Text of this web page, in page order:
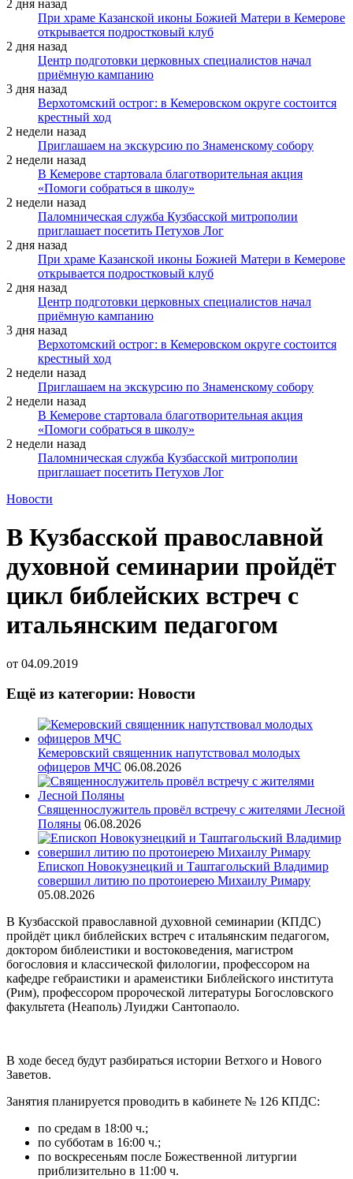
2 дня назад
При храме Казанской иконы Божией Матери в Кемерове
открывается подростковый клуб
2 дня назад
Центр подготовки церковных специалистов начал
приёмную кампанию
3 дня назад
Верхотомский острог: в Кемеровском округе состоится
крестный ход
2 недели назад
Приглашаем на экскурсию по Знаменскому собору
2 недели назад
В Кемерове стартовала благотворительная акция
«Помоги собраться в школу»
2 недели назад
Паломническая служба Кузбасской митрополии
приглашает посетить Петухов Лог
2 дня назад
При храме Казанской иконы Божией Матери в Кемерове
открывается подростковый клуб
2 дня назад
Центр подготовки церковных специалистов начал
приёмную кампанию
3 дня назад
Верхотомский острог: в Кемеровском округе состоится
крестный ход
2 недели назад
Приглашаем на экскурсию по Знаменскому собору
2 недели назад
В Кемерове стартовала благотворительная акция
«Помоги собраться в школу»
2 недели назад
Паломническая служба Кузбасской митрополии
приглашает посетить Петухов Лог
Новости
В Кузбасской православной
духовной семинарии пройдёт
цикл библейских встреч с
итальянским педагогом
от 04.09.2019
Ещё из категории: Новости
Кемеровский священник напутствовал молодых
офицеров МЧС 06.08.2026
Священнослужитель провёл встречу с жителями Лесной
Поляны 06.08.2026
Епископ Новокузнецкий и Таштагольский Владимир
совершил литию по протоиерею Михаилу Римару
05.08.2026
В Кузбасской православной духовной семинарии (КПДС)
пройдёт цикл библейских встреч с итальянским педагогом,
доктором библеистики и востоковедения, магистром
богословия и классической филологии, профессором на
кафедре гебраистики и арамеистики Библейского института
(Рим), профессором пророческой литературы Богословского
факультета (Неаполь) Луиджи Сантопаоло.
В ходе бесед будут разбираться истории Ветхого и Нового
Заветов.
Занятия планируется проводить в кабинете № 126 КПДС:
по средам в 18:00 ч.;
по субботам в 16:00 ч.;
по воскресеньям после Божественной литургии
приблизительно в 11:00 ч.